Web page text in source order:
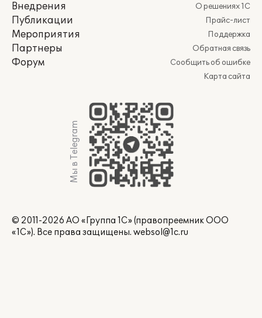
Внедрения
Публикации
Мероприятия
Партнеры
Форум
О решениях 1С
Прайс-лист
Поддержка
Обратная связь
Сообщить об ошибке
Карта сайта
Мы в Telegram
© 2011-2026 АО «Группа 1С» (правопреемник ООО
«1С»). Все права защищены. websol@1c.ru